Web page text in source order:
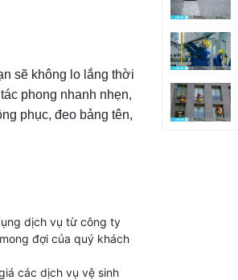
sẽ không lo lắng thời
phong nhanh nhẹn,
phục, đeo bảng tên,
dịch vụ từ công ty
đợi của quý khách
các dịch vụ vệ sinh